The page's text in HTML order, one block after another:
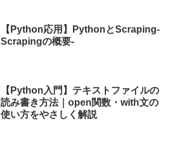
【Python応用】PythonとScraping-
Scrapingの概要-
【Python入門】テキストファイルの
読み書き方法｜open関数・with文の
使い方をやさしく解説